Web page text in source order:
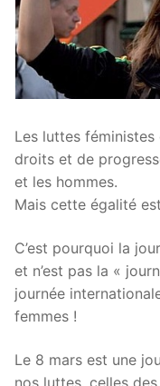
Les luttes
droits et de
et les hommes.
Mais cette égalité
C’est pourquoi la
et n’est pas la «
journée
femmes !
Le 8 mars est une
nos luttes, celles des